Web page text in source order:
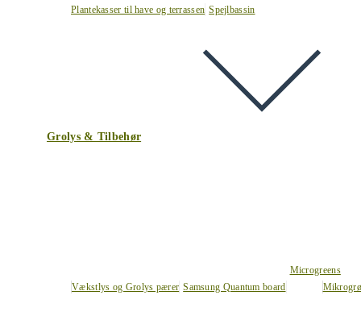
Plantekasser til have og terrassen Spejlbassin
Grolys & Tilbehør
Vækstlys og Grolys pærer Samsung Quantum board
Microgreens